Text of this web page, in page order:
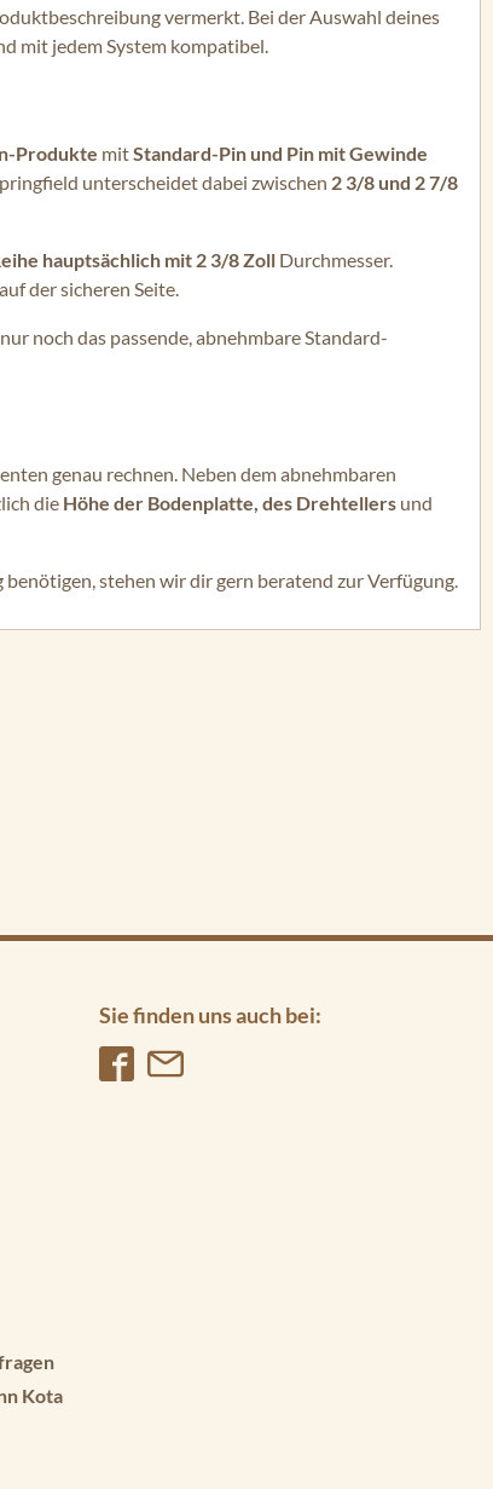
vermerkt. Bei der Auswahl deines
mit jedem System kompatibel.
Produkte mitStandard-Pin und Pin mit Gewinde
unterscheidet dabei zwischen 2 3/8 und 2 7/8
hauptsächlich mit 2 3/8 Zoll Durchmesser.
der sicheren Seite.
noch das passende, abnehmbare Standard-
genau rechnen. Neben dem abnehmbaren
die Höhe der Bodenplatte, des Drehtellers und
stehen wir dir gern beratend zur Verfügung.
Sie finden uns auch bei:
Kota